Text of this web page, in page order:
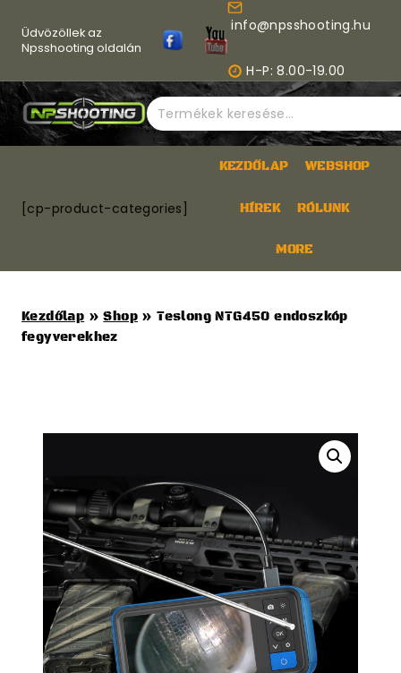
content
Üdvözöllek az
Npsshooting oldalán
info@npsshooting.hu
H-P: 8.00-19.00
Keresés
a
következőre:
[cp-product-categories]
KEZDŐLAP WEBSHOP
HÍREK RÓLUNK
MORE
Kezdőlap »Shop »Teslong NTG450 endoszkóp
fegyverekhez